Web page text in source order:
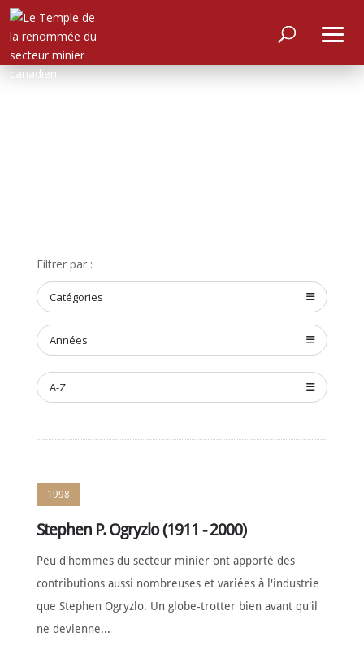
À
PROPOS
RENCONTRER
LES
MEMBRES
NOMINATION
CÉRÉMONIE
NOUVELLES
DE
SOUTIEN
CONTACT
Français
Filtrer par :
Catégories
Années
A-Z
1998
Stephen P. Ogryzlo (1911 - 2000)
Peu d'hommes du secteur minier ont apporté des
contributions aussi nombreuses et variées à l'industrie
que Stephen Ogryzlo. Un globe-trotter bien avant qu'il
ne devienne...